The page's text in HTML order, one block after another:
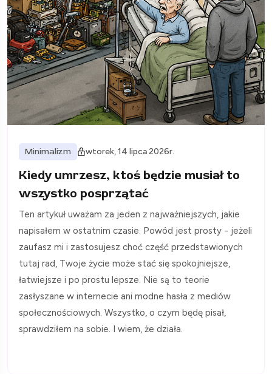
Minimalizm wtorek, 14 lipca 2026r.
Kiedy umrzesz, ktoś będzie musiał to
wszystko posprzątać
Ten artykuł uważam za jeden z najważniejszych, jakie
napisałem w ostatnim czasie. Powód jest prosty - jeżeli
zaufasz mi i zastosujesz choć część przedstawionych
tutaj rad, Twoje życie może stać się spokojniejsze,
łatwiejsze i po prostu lepsze. Nie są to teorie
zasłyszane w internecie ani modne hasła z mediów
społecznościowych. Wszystko, o czym będę pisał,
sprawdziłem na sobie. I wiem, że działa.